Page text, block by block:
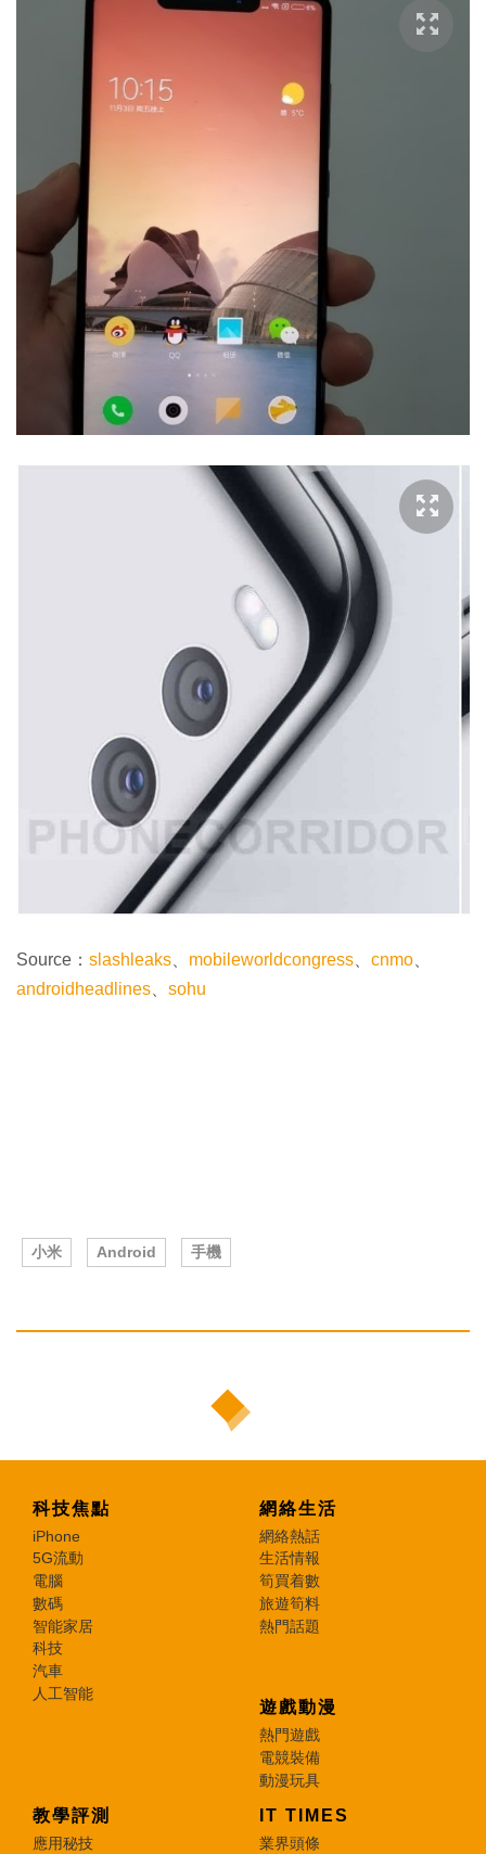
Source： slashleaks mobileworldcongress cnmo
androidheadlines
sohu
小米 Android 手機
科技焦點
iPhone
5G流動
電腦
數碼
智能家居
科技
汽車
人工智能
網絡生活
網絡熱話
生活情報
筍買着數
旅遊筍料
熱門話題
遊戲動漫
熱門遊戲
電競裝備
動漫玩具
教學評測
應用秘技
IT TIMES
業界頭條